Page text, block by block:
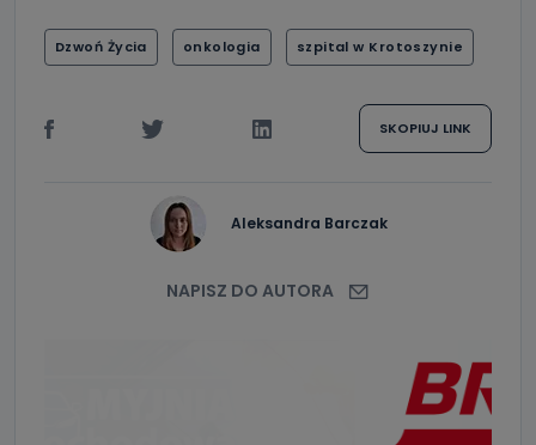
Dzwoń Życia onkologia szpital w Krotoszynie
SKOPIUJ LINK
Aleksandra Barczak
NAPISZ DO AUTORA